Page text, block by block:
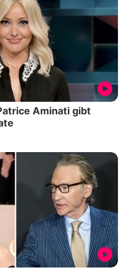
Aminati gibt